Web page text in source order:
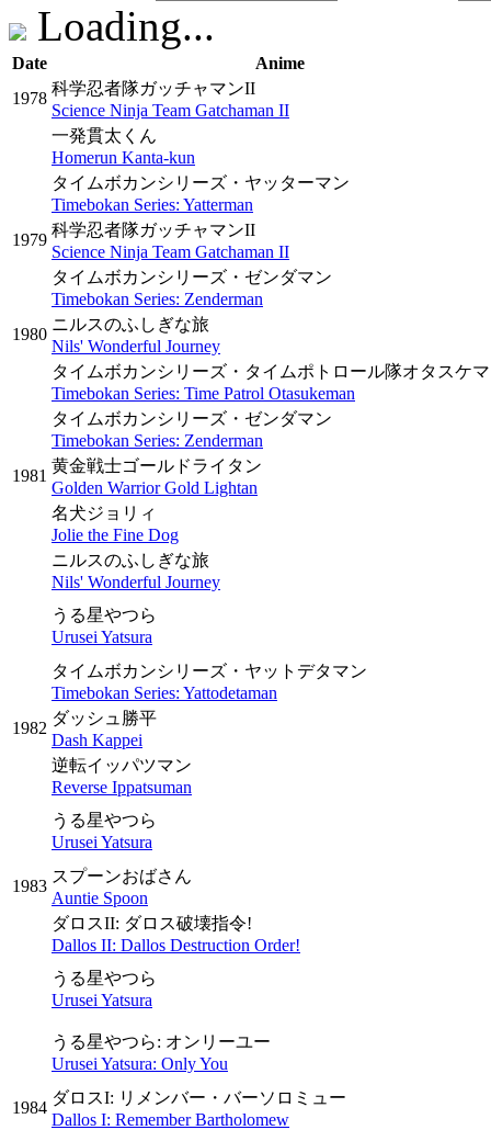
Loading...
Date
Anime
1978
科学忍者隊ガッチャマンII
Science Ninja Team Gatchaman II
一発貫太くん
Homerun Kanta-kun
タイムボカンシリーズ・ヤッターマン
Timebokan Series: Yatterman
1979
科学忍者隊ガッチャマンII
Science Ninja Team Gatchaman II
タイムボカンシリーズ・ゼンダマン
Timebokan Series: Zenderman
1980
ニルスのふしぎな旅
Nils' Wonderful Journey
タイムボカンシリーズ・タイムポトロール隊オタスケ
Timebokan Series: Time Patrol Otasukeman
タイムボカンシリーズ・ゼンダマン
Timebokan Series: Zenderman
1981
黄金戦士ゴールドライタン
Golden Warrior Gold Lightan
名犬ジョリィ
Jolie the Fine Dog
ニルスのふしぎな旅
Nils' Wonderful Journey
うる星やつら
Urusei Yatsura
タイムボカンシリーズ・ヤットデタマン
Timebokan Series: Yattodetaman
1982
ダッシュ勝平
Dash Kappei
逆転イッパツマン
Reverse Ippatsuman
うる星やつら
Urusei Yatsura
1983
スプーンおばさん
Auntie Spoon
ダロスII: ダロス破壊指令!
Dallos II: Dallos Destruction Order!
うる星やつら
Urusei Yatsura
うる星やつら: オンリーユー
Urusei Yatsura: Only You
1984
ダロスI: リメンバー・バーソロミュー
Dallos I: Remember Bartholomew